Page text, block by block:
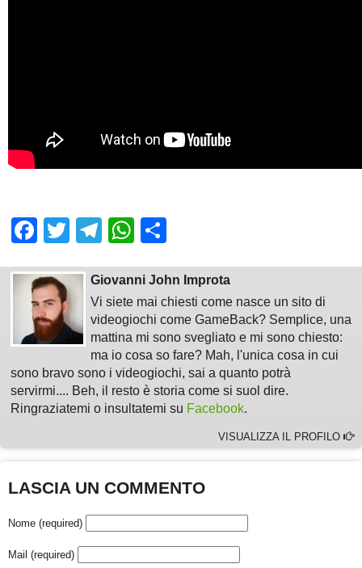
Facebook
TwitterTelegram
WhatsApp
Giovanni John Improta
Vi siete mai chiesti come nasce un sito di
videogiochi come GameBack? Semplice, una
mattina mi sono svegliato e mi sono chiesto:
ma io cosa so fare? Mah, l'unica cosa in cui
sono bravo sono i videogiochi, sai a quanto potrà
servirmi.... Beh, il resto è storia come si suol dire.
Ringraziatemi o insultatemi su Facebook.
VISUALIZZA IL PROFILO
LASCIA UN COMMENTO
Nome (required)
Mail (required)